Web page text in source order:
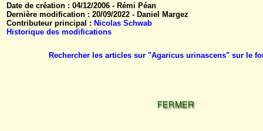
Date de création : 04/12/2006 - Rémi Péan
Dernière modification : 20/09/2022 - Daniel Margez
Contributeur principal :Nicolas Schwab
Historique des modifications
Rechercher les articles sur "Agaricus urinascens" sur le